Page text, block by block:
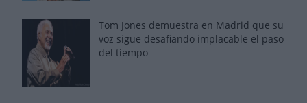
Tom Jones demuestra en Madrid que su
voz sigue desafiando implacable el paso
del tiempo